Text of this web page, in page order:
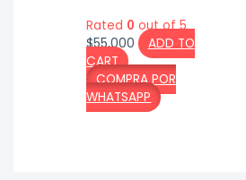
Rated 0 out of 5
$55,000
ADD TO
CART
COMPRA POR
WHATSAPP